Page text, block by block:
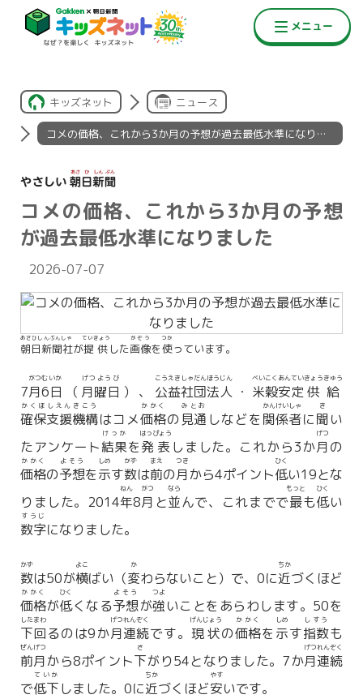
キッズネット ニュース
コメの価格、これから3か月の予想が過去最低水準になりました
コメの価格、これから3か月の予想
が過去最低水準になりました
2026-07-07
朝日新聞社
あさひしんぶんしゃ
が提供
ていきょう
した画像
がぞう
を使
つか
っています。
7月
がつ
6日
むいか
（ 月曜日
げつようび
）、 公益社
こうえきしゃ
団
だん
法人
ほうじん
・ 米穀
べいこく
安定
あんてい
供給
きょうきゅう
確保
かくほ
支援
しえん
機構
きこう
はコメ価格
かかく
の見通
みとお
しなどを 関係
かんけい
者
しゃ
に聞
き
い
たアンケート結果
けっか
を発表
はっぴょう
しました。これから3か月
げつ
の
価格
かかく
の予想
よそう
を示
しめ
す数
かず
は前
まえ
の月
つき
から4ポイント低
ひく
い19とな
りました。2014年
ねん
8月
がつ
と並
なら
んで、これまでで最
もっと
も低
ひく
い
数字
すうじ
になりました。
数
かず
は50が横
よこ
ばい（変
か
わらないこと）で、0に近
ちか
づくほど
価格
かかく
が低
ひく
くなる予想
よそう
が強
つよ
いことをあらわします。50を
下回
したまわ
るのは9か月
げつ
連続
れんぞく
です。 現状
げんじょう
の価格
かかく
を 示
しめ
す指数
しすう
も
前月
ぜんげつ
から8ポイント下
さ
がり54となりました。7か月
げつ
連続
れんぞく
で低下
ていか
しました。0に近
ちか
づくほど安
やす
いです。